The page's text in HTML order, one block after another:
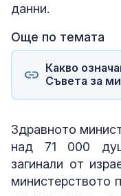
данни.
Още по темата
Какво
Съвета за
Здравното
над 71 000
загинали от
министерството